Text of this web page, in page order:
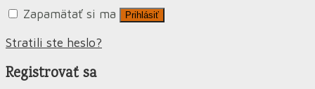
Zapamätať si ma
Prihlásiť
Stratili ste heslo?
Registrovať sa